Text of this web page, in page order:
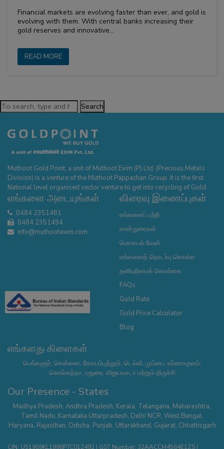
Financial markets are evolving faster than ever, and gold is
evolving with them. With central banks increasing their
gold reserves and innovative…
READ MORE
Search
Muthoot Gold Point, a unit of Muthoot Exim (P) Ltd. (Precious Metals
Division) is a venture of the Muthoot Pappachan Group. It is the first
National level organised sector venture to get into recycling of Gold.
எங்களை அடையுங்கள்
0484 2351481
0484 2351494
info@muthootexim.com
விரைவு இணைப்புகள்
எங்களைப் பற்றி
சான்றுரைகள்
மொபைல் வேன்
எங்களைத் தொடர்பு கொள்ள
தனியுரிமைக் கொள்கை
FAQs
Gold Rate
Gold Price Calculator
Blog
எங்களது கிளைகள்
பெங்களூர், சென்னை, கோயம்புத்தூர், டெல்லி, மும்பை, எர்ணாகுளம்,
கொல்கத்தா, மதுரை, விஜயவாடா மற்றும் திருச்சி
Our Presence - States
Madhya Pradesh, Andhra Pradesh, Kerala, Telangana, Maharashtra,
Tamil Nadu, Karnataka Uttarpradesh, Delhi NCR, West Bengal,
Haryana, Rajasthan, Odisha, Punjab, Uttarakhand, Gujarat, Chhattisgarh
CIN: U51909KL1998PTC012492 | GST Number: 32AACCM4564E1ZS |